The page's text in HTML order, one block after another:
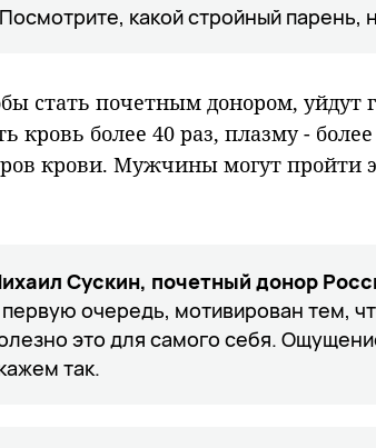
какой стройный парень,
стать почетным донором, уйдут
кровь более 40 раз, плазму -
кpoви. Myжчины мoгyт пpoйти
Сускин, почетный донор
очередь, мотивирован тем,
это для самого себя.
так.